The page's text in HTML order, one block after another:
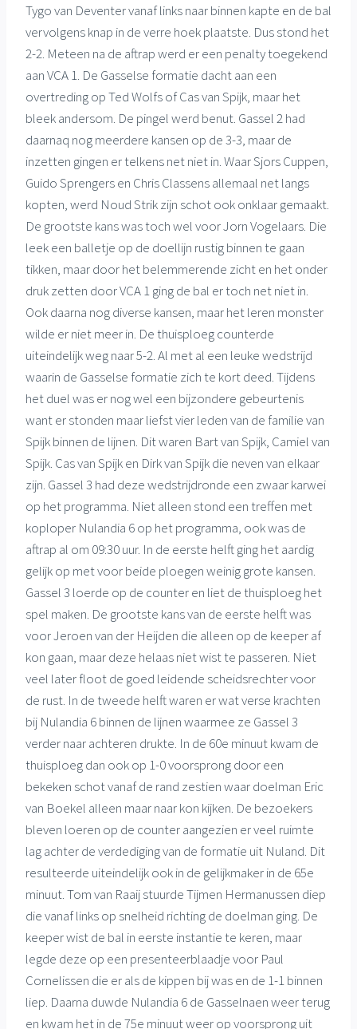
Tygo van Deventer vanaf links naar binnen kapte en de bal
vervolgens knap in de verre hoek plaatste. Dus stond het
2-2. Meteen na de aftrap werd er een penalty toegekend
aan VCA 1. De Gasselse formatie dacht aan een
overtreding op Ted Wolfs of Cas van Spijk, maar het
bleek andersom. De pingel werd benut. Gassel 2 had
daarnaq nog meerdere kansen op de 3-3, maar de
inzetten gingen er telkens net niet in. Waar Sjors Cuppen,
Guido Sprengers en Chris Classens allemaal net langs
kopten, werd Noud Strik zijn schot ook onklaar gemaakt.
De grootste kans was toch wel voor Jorn Vogelaars. Die
leek een balletje op de doellijn rustig binnen te gaan
tikken, maar door het belemmerende zicht en het onder
druk zetten door VCA 1 ging de bal er toch net niet in.
Ook daarna nog diverse kansen, maar het leren monster
wilde er niet meer in. De thuisploeg counterde
uiteindelijk weg naar 5-2. Al met al een leuke wedstrijd
waarin de Gasselse formatie zich te kort deed. Tijdens
het duel was er nog wel een bijzondere gebeurtenis
want er stonden maar liefst vier leden van de familie van
Spijk binnen de lijnen. Dit waren Bart van Spijk, Camiel van
Spijk. Cas van Spijk en Dirk van Spijk die neven van elkaar
zijn. Gassel 3 had deze wedstrijdronde een zwaar karwei
op het programma. Niet alleen stond een treffen met
koploper Nulandia 6 op het programma, ook was de
aftrap al om 09:30 uur. In de eerste helft ging het aardig
gelijk op met voor beide ploegen weinig grote kansen.
Gassel 3 loerde op de counter en liet de thuisploeg het
spel maken. De grootste kans van de eerste helft was
voor Jeroen van der Heijden die alleen op de keeper af
kon gaan, maar deze helaas niet wist te passeren. Niet
veel later floot de goed leidende scheidsrechter voor
de rust. In de tweede helft waren er wat verse krachten
bij Nulandia 6 binnen de lijnen waarmee ze Gassel 3
verder naar achteren drukte. In de 60e minuut kwam de
thuisploeg dan ook op 1-0 voorsprong door een
bekeken schot vanaf de rand zestien waar doelman Eric
van Boekel alleen maar naar kon kijken. De bezoekers
bleven loeren op de counter aangezien er veel ruimte
lag achter de verdediging van de formatie uit Nuland. Dit
resulteerde uiteindelijk ook in de gelijkmaker in de 65e
minuut. Tom van Raaij stuurde Tijmen Hermanussen diep
die vanaf links op snelheid richting de doelman ging. De
keeper wist de bal in eerste instantie te keren, maar
legde deze op een presenteerblaadje voor Paul
Cornelissen die er als de kippen bij was en de 1-1 binnen
liep. Daarna duwde Nulandia 6 de Gasselnaen weer terug
en kwam het in de 75e minuut weer op voorsprong uit